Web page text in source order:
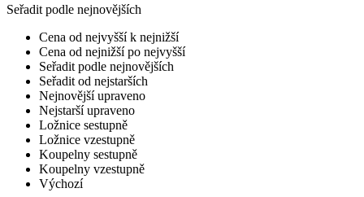
Seřadit podle nejnovějších
Cena od nejvyšší k nejnižší
Cena od nejnižší po nejvyšší
Seřadit podle nejnovějších
Seřadit od nejstarších
Nejnovější upraveno
Nejstarší upraveno
Ložnice sestupně
Ložnice vzestupně
Koupelny sestupně
Koupelny vzestupně
Výchozí